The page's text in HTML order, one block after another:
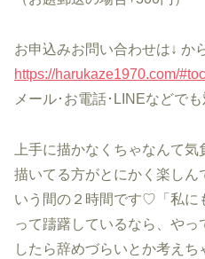
お申込みお問い合わせは↓ か
https://harukaze1970.com/
メール･お電話･LINEなどでも
上手に描かなくちゃなんて
描いてる方がとにかく楽しん
いう間の２時間です♡「私に
って躊躇しているなら、や
したら辞めづらいとか考え